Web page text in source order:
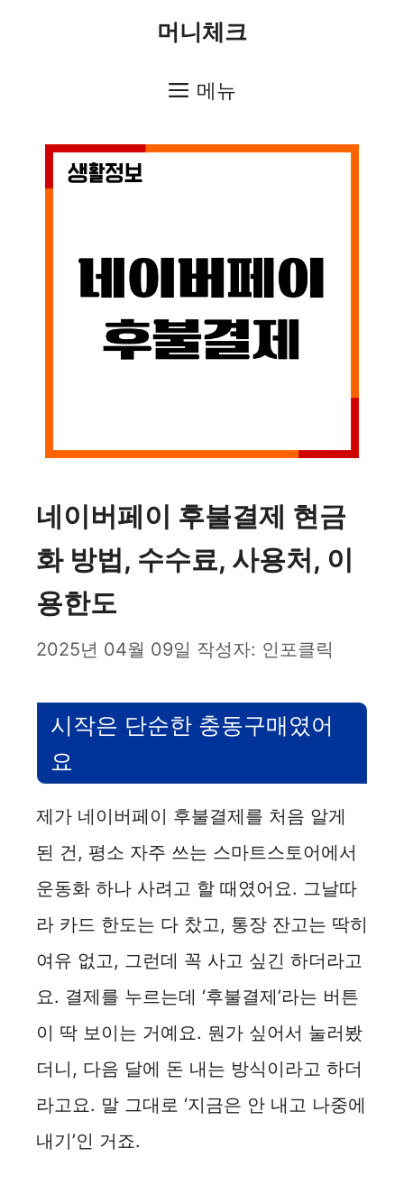
머니체크
메뉴
네이버페이 후불결제 현금
화 방법, 수수료, 사용처, 이
용한도
2025년 04월 09일 작성자: 인포클릭
시작은 단순한 충동구매였어
요
제가 네이버페이 후불결제를 처음 알게
된 건, 평소 자주 쓰는 스마트스토어에서
운동화 하나 사려고 할 때였어요. 그날따
라 카드 한도는 다 찼고, 통장 잔고는 딱히
여유 없고, 그런데 꼭 사고 싶긴 하더라고
요. 결제를 누르는데 ‘후불결제’라는 버튼
이 딱 보이는 거예요. 뭔가 싶어서 눌러봤
더니, 다음 달에 돈 내는 방식이라고 하더
라고요. 말 그대로 ‘지금은 안 내고 나중에
내기’인 거죠.